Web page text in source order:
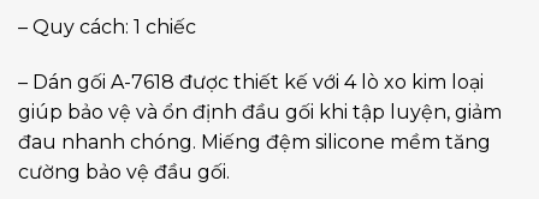
– Quy cách: 1 chiếc
– Dán gối A-7618 được thiết kế với 4 lò xo kim loại
giúp bảo vệ và ổn định đầu gối khi tập luyện, giảm
đau nhanh chóng. Miếng đệm silicone mềm tăng
cường bảo vệ đầu gối.